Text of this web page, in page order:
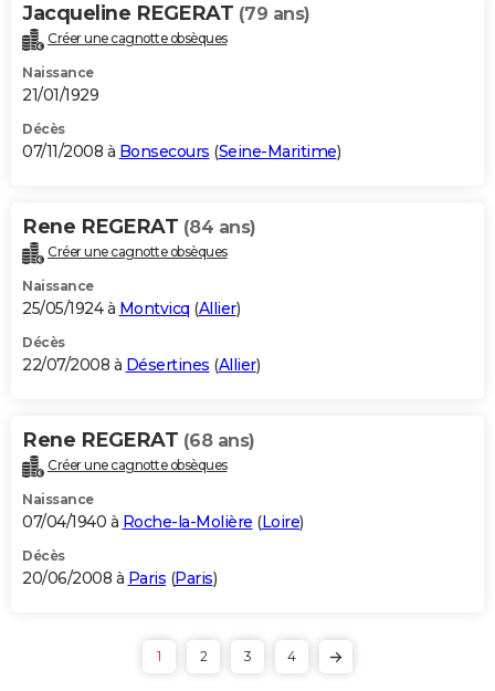
Jacqueline REGERAT (79 ans)
Créer une cagnotte obsèques
Naissance
21/01/1929
Décès
07/11/2008 à Bonsecours (Seine-Maritime)
Rene REGERAT (84 ans)
Créer une cagnotte obsèques
Naissance
25/05/1924 à Montvicq (Allier)
Décès
22/07/2008 à Désertines (Allier)
Rene REGERAT (68 ans)
Créer une cagnotte obsèques
Naissance
07/04/1940 à Roche-la-Molière (Loire)
Décès
20/06/2008 à Paris (Paris)
1 2 3 4